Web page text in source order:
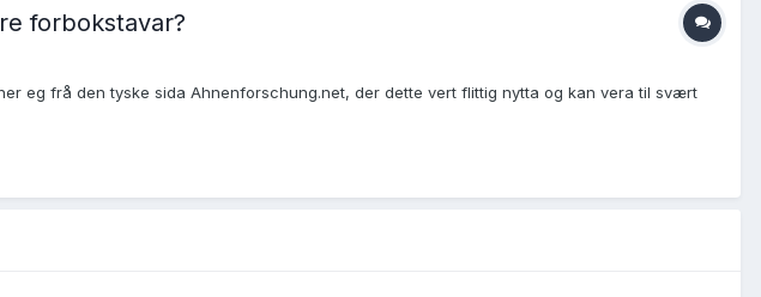
forbokstavar?
eg frå den tyske sida Ahnenforschung.net, der dette vert flittig nytta og kan vera til svært